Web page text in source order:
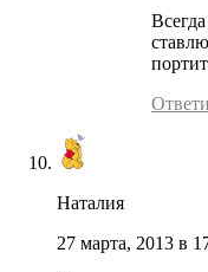
Наталия
27 марта, 2013 в